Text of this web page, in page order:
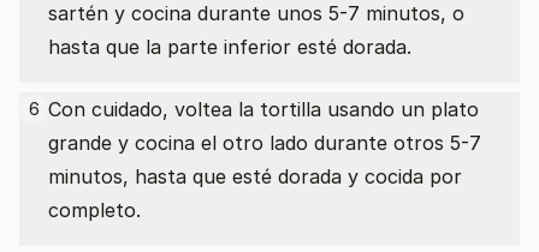
sartén y cocina durante unos 5-7 minutos, o
hasta que la parte inferior esté dorada.
6 Con cuidado, voltea la tortilla usando un plato
grande y cocina el otro lado durante otros 5-7
minutos, hasta que esté dorada y cocida por
completo.